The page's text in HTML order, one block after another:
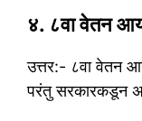
४. ८वा वेतन
उत्तर:- ८वा वेतन
परंतु सरकारकडून